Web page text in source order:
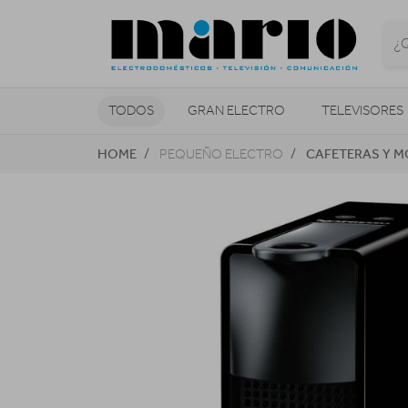
TODOS GRAN ELECTRO TELEVISORES
CLIMATIZACIÓN Y CALEFACCIÓN
HOME PEQUEÑO ELECTRO CAFETERAS Y